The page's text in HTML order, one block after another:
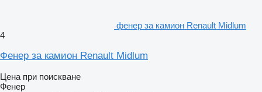
фенер за камион Renault Midlum
4
Фенер за камион Renault Midlum
Цена при поискване
Фенер